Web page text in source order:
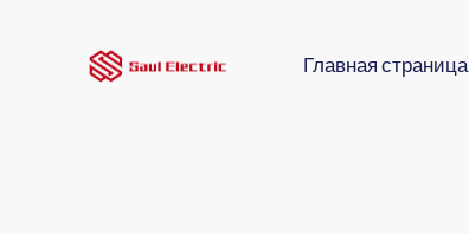
Главная страница